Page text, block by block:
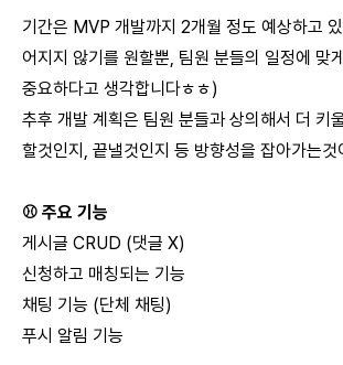
기간은 MVP 개발까지 2개월 정도 예상하고
어지지 않기를 원할뿐, 팀원 분들의 일정에 맞
중요하다고 생각합니다ㅎㅎ)
추후 개발 계획은 팀원 분들과 상의해서 더 키
할것인지, 끝낼것인지 등 방향성을 잡아가는
⚾️ 주요 기능
게시글 CRUD (댓글 X)
신청하고 매칭되는 기능
채팅 기능 (단체 채팅)
푸시 알림 기능